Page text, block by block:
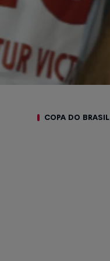
COPA DO BRASIL